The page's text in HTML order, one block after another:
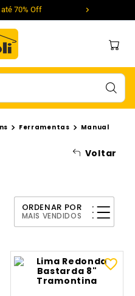
70% Off
Voltar
Ferramentas
Manual
ORDENAR POR
MAIS VENDIDOS